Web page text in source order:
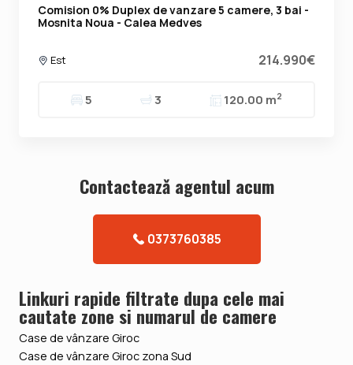
Comision 0% Duplex de vanzare 5 camere, 3 bai -
Mosnita Noua - Calea Medves
Est 214.990€
5 3 120.00 m2
Contacteazǎ agentul acum
0373760385
Linkuri rapide filtrate dupa cele mai
cautate zone si numarul de camere
Case de vânzare Giroc
Case de vânzare Giroc zona Sud